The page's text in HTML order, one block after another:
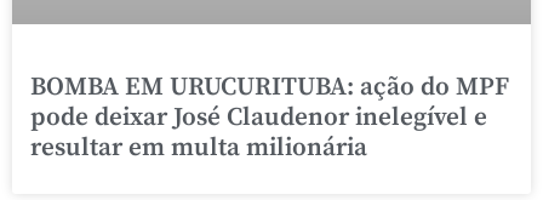
BOMBA EM URUCURITUBA: ação do MPF
pode deixar José Claudenor inelegível e
resultar em multa milionária